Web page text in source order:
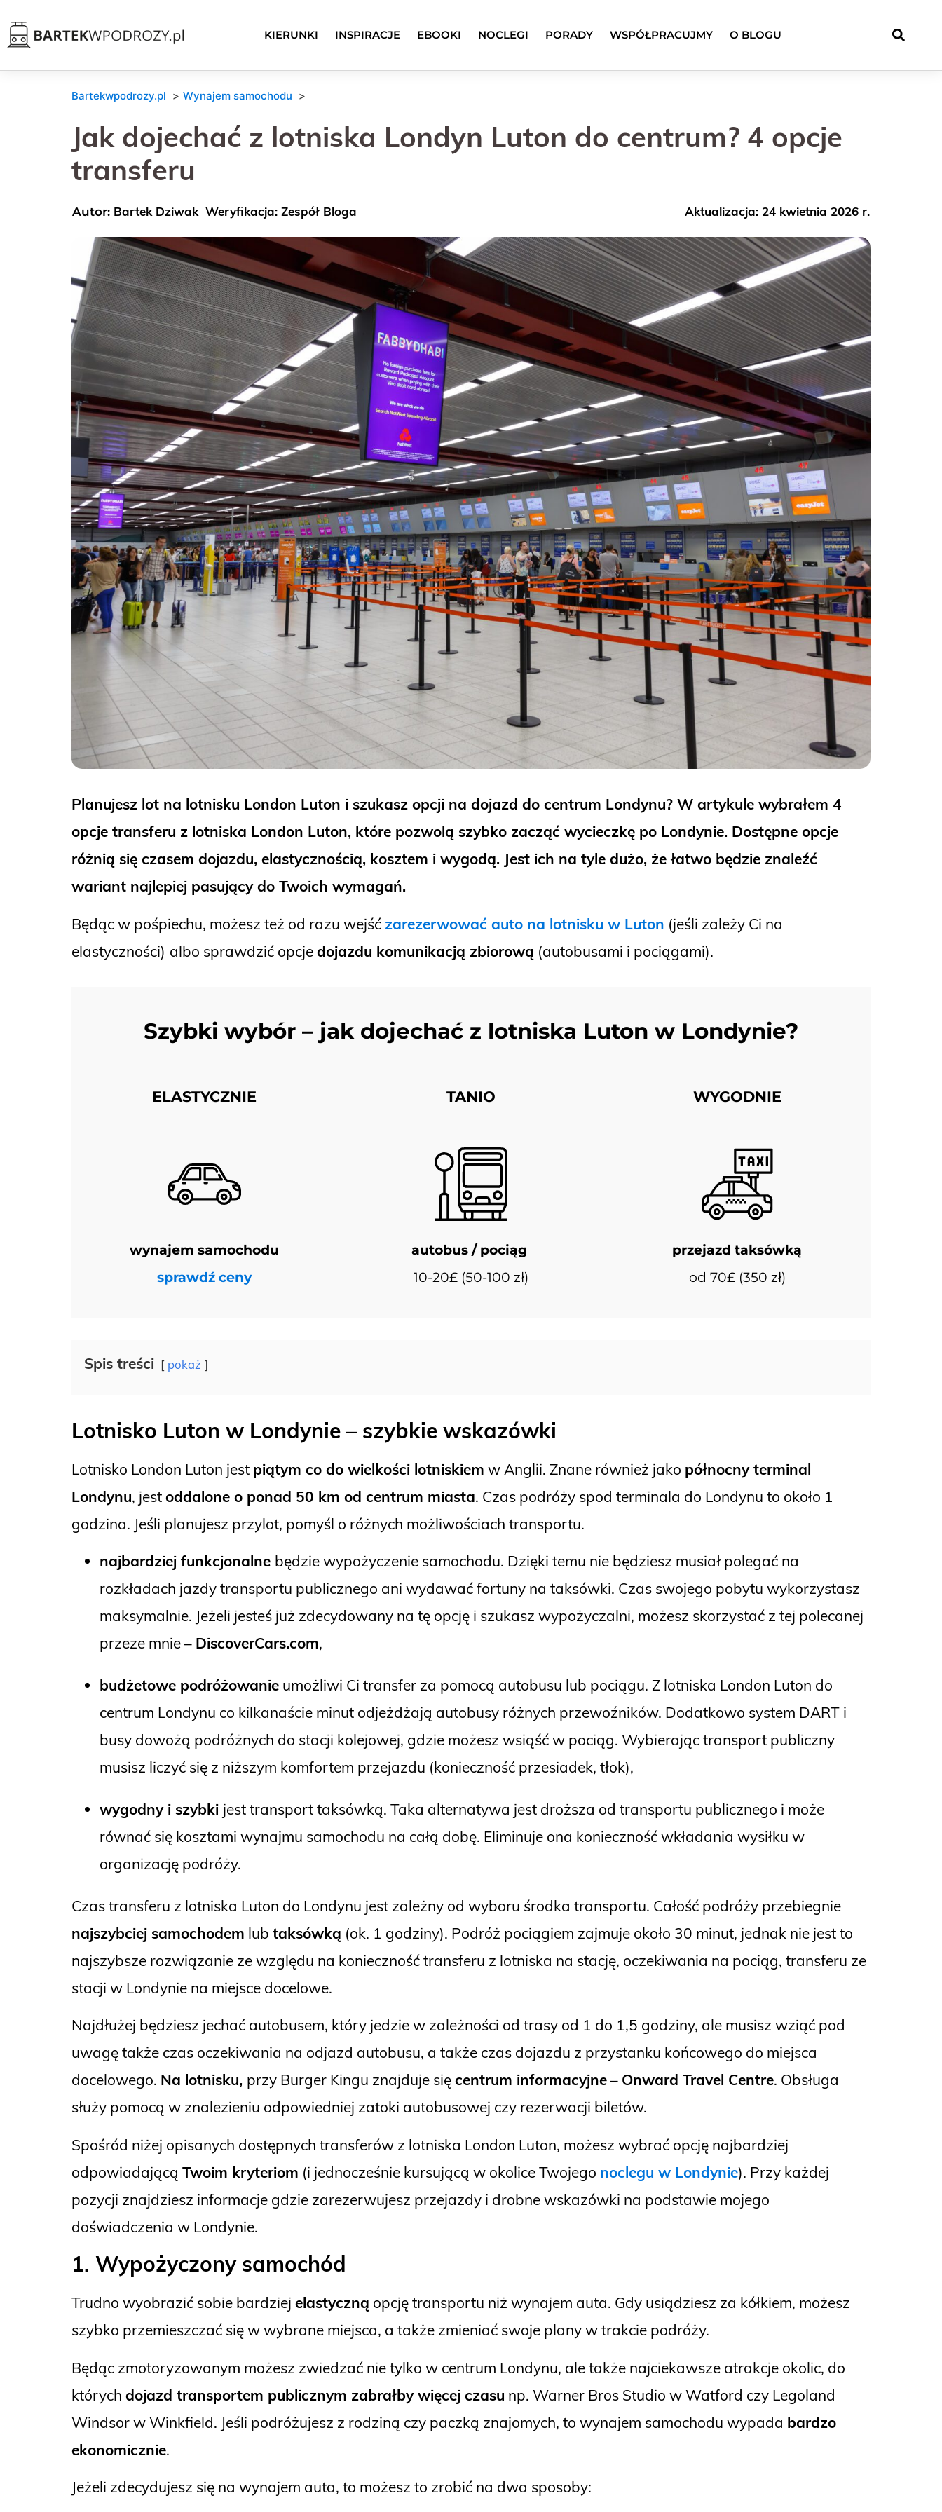
KIERUNKI INSPIRACJE EBOOKI NOCLEGI PORADY WSPÓŁPRACUJMY O BLOGU
Bartekwpodrozy.pl Wynajem samochodu
Jak dojechać z lotniska Londyn Luton do centrum? 4 opcje
transferu
Bartek Dziwak Weryfikacja: Zespół Bloga Aktualizacja: 24 kwietnia 2026 r.
Planujesz lot na lotnisku London Luton i szukasz opcji na dojazd do centrum Londynu? W artykule wybrałem 4
opcje transferu z lotniska London Luton, które pozwolą szybko zacząć wycieczkę po Londynie. Dostępne opcje
różnią się czasem dojazdu, elastycznością, kosztem i wygodą. Jest ich na tyle dużo, że łatwo będzie znaleźć
wariant najlepiej pasujący do Twoich wymagań.
Będąc w pośpiechu, możesz też od razu wejść zarezerwować auto na lotnisku w Luton (jeśli zależy Ci na
elastyczności) albo sprawdzić opcjedojazdu komunikacją zbiorową (autobusami i pociągami).
Szybki wybór – jak dojechać z lotniska Luton w Londynie?
ELASTYCZNIE
wynajem samochodu
sprawdź ceny
TANIO
autobus / pociąg
10-20£ (50-100 zł)
WYGODNIE
przejazd taksówką
od 70£ (350 zł)
Spis treści pokaż
Lotnisko Luton w Londynie – szybkie wskazówki
Lotnisko London Luton jest piątym co do wielkości lotniskiem w Anglii. Znane również jako północny terminal
Londynu, jestoddalone o ponad 50 km od centrum miasta. Czas podróży spod terminala do Londynu to około 1
godzina. Jeśli planujesz przylot, pomyśl o różnych możliwościach transportu.
najbardziej funkcjonalne będzie wypożyczenie samochodu. Dzięki temu nie będziesz musiał polegać na
rozkładach jazdy transportu publicznego ani wydawać fortuny na taksówki. Czas swojego pobytu wykorzystasz
maksymalnie. Jeżeli jesteś już zdecydowany na tę opcję i szukasz wypożyczalni, możesz skorzystać z tej polecanej
przeze mnie – DiscoverCars.com,
budżetowe podróżowanie umożliwi Ci transfer za pomocą autobusu lub pociągu. Z lotniska London Luton do
centrum Londynu co kilkanaście minut odjeżdżają autobusy różnych przewoźników. Dodatkowo system DART i
busy dowożą podróżnych do stacji kolejowej, gdzie możesz wsiąść w pociąg. Wybierając transport publiczny
musisz liczyć się z niższym komfortem przejazdu (konieczność przesiadek, tłok),
wygodny i szybki jest transport taksówką. Taka alternatywa jest droższa od transportu publicznego i może
równać się kosztami wynajmu samochodu na całą dobę. Eliminuje ona konieczność wkładania wysiłku w
organizację podróży.
Czas transferu z lotniska Luton do Londynu jest zależny od wyboru środka transportu. Całość podróży przebiegnie
najszybciej samochodem lub taksówką (ok. 1 godziny). Podróż pociągiem zajmuje około 30 minut, jednak nie jest to
najszybsze rozwiązanie ze względu na konieczność transferu z lotniska na stację, oczekiwania na pociąg, transferu ze
stacji w Londynie na miejsce docelowe.
Najdłużej będziesz jechać autobusem, który jedzie w zależności od trasy od 1 do 1,5 godziny, ale musisz wziąć pod
uwagę także czas oczekiwania na odjazd autobusu, a także czas dojazdu z przystanku końcowego do miejsca
docelowego. Na lotnisku, przy Burger Kingu znajduje sięcentrum informacyjne– Onward Travel Centre. Obsługa
służy pomocą w znalezieniu odpowiedniej zatoki autobusowej czy rezerwacji biletów.
Spośród niżej opisanych dostępnych transferów z lotniska London Luton, możesz wybrać opcję najbardziej
odpowiadającą Twoim kryteriom (i jednocześnie kursującą w okolice Twojego noclegu w Londynie). Przy każdej
pozycji znajdziesz informacje gdzie zarezerwujesz przejazdy i drobne wskazówki na podstawie mojego
doświadczenia w Londynie.
1. Wypożyczony samochód
Trudno wyobrazić sobie bardziej elastyczną opcję transportu niż wynajem auta. Gdy usiądziesz za kółkiem, możesz
szybko przemieszczać się w wybrane miejsca, a także zmieniać swoje plany w trakcie podróży.
Będąc zmotoryzowanym możesz zwiedzać nie tylko w centrum Londynu, ale także najciekawsze atrakcje okolic, do
których dojazd transportem publicznym zabrałby więcej czasu np. Warner Bros Studio w Watford czy Legoland
Windsor w Winkfield. Jeśli podróżujesz z rodziną czy paczką znajomych, to wynajem samochodu wypada bardzo
ekonomicznie.
Jeżeli zdecydujesz się na wynajem auta, to możesz to zrobić na dwa sposoby: